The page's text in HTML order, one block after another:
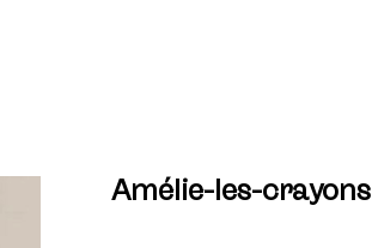
Amélie-les-crayons